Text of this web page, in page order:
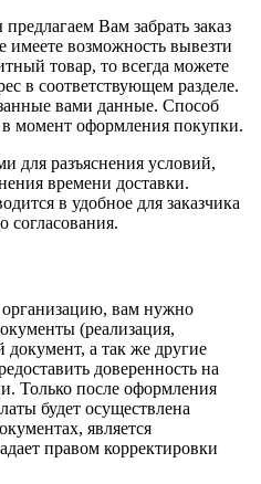
Вам забрать заказ
имеете возможность вывезти
товар, то всегда можете
в соответствующем разделе.
вами данные. Способ
момент оформления покупки.
для разъяснения условий,
времени доставки.
в удобное для заказчика
согласования.
вам нужно
(реализация,
а так же другие
доверенность на
Только после оформления
будет осуществлена
является
правом корректировки